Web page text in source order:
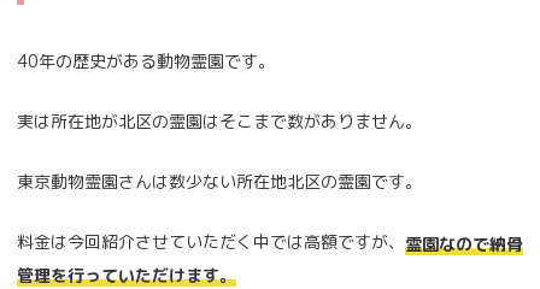
40年の歴史がある動物霊園です。
実は所在地が北区の霊園はそこまで数がありません。
東京動物霊園さんは数少ない所在地北区の霊園です。
料金は今回紹介させていただく中では高額ですが、 霊園なので納骨
管理を行っていただけます。